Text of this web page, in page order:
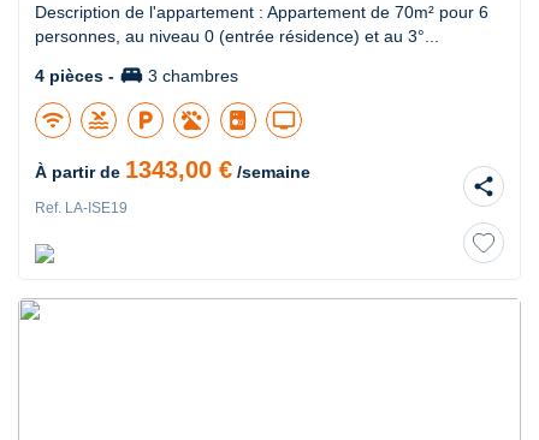
Description de l'appartement : Appartement de 70m² pour 6
personnes, au niveau 0 (entrée résidence) et au 3°...
4 pièces - king_bed 3 chambres
wifi pool local_parking tv
À partir de 1343,00 € /semaine
Ref. LA-ISE19
share